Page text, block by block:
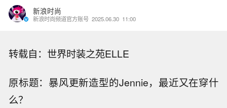
新浪时尚
新浪时尚频道官方账号 2025.06.30 11:00
转载自：世界时装之苑ELLE
原标题：暴风更新造型的Jennie，最近又在穿什
么？